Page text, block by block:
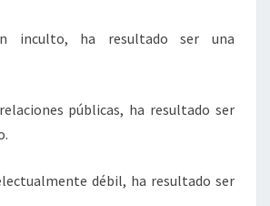
inculto, ha resultado ser una
públicas, ha resultado ser
débil, ha resultado ser